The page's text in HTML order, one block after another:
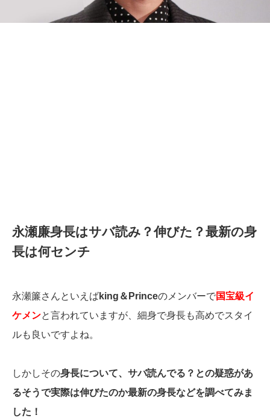
永瀬廉身長はサバ読み？伸びた？最新の身
長は何センチ
永瀬簾さんといえばking＆Princeのメンバーで国宝級イ
ケメンと言われていますが、細身で身長も高めでスタイ
ルも良いですよね。
しかしその身長について、サバ読んでる？との疑惑があ
るそうで実際は伸びたのか最新の身長などを調べてみま
した！